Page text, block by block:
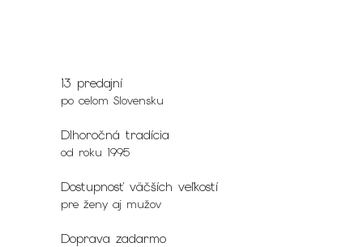
13 predajní
po celom Slovensku
Dlhoročná tradícia
od roku 1995
Dostupnosť väčších veľkostí
pre ženy aj mužov
Doprava zadarmo